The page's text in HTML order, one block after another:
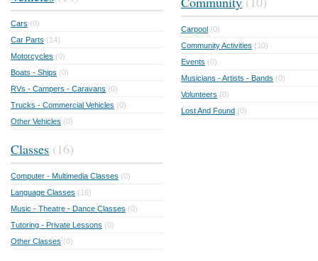
Cars (0)
Car Parts (14)
Motorcycles (0)
Boats - Ships (0)
RVs - Campers - Caravans (0)
Trucks - Commercial Vehicles (0)
Other Vehicles (0)
Classes (16)
Computer - Multimedia Classes (0)
Language Classes (16)
Music - Theatre - Dance Classes (0)
Tutoring - Private Lessons (0)
Other Classes (0)
Carpool (0)
Community Activities (10)
Events (0)
Musicians - Artists - Bands (0)
Volunteers (0)
Lost And Found (0)